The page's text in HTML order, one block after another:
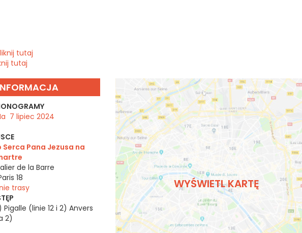
tutaj
tutaj
7 lipiec 2024
Pana Jezusa na
de la Barre
18
trasy
(linie 12 i 2) Anvers
2)
WYŚWIETL KARTĘ